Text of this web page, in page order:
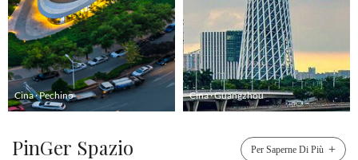
Cina · Guangzhou Cina · Shenzhen
PinGer Spazio Per Saperne Di Più +